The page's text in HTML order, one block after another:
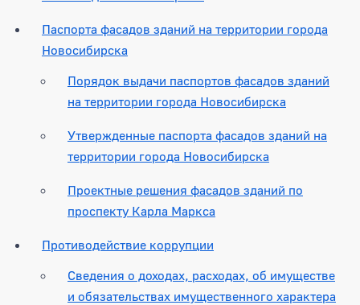
Паспорта фасадов зданий на территории города
Новосибирска
Порядок выдачи паспортов фасадов зданий
на территории города Новосибирска
Утвержденные паспорта фасадов зданий на
территории города Новосибирска
Проектные решения фасадов зданий по
проспекту Карла Маркса
Противодействие коррупции
Сведения о доходах, расходах, об имуществе
и обязательствах имущественного характера